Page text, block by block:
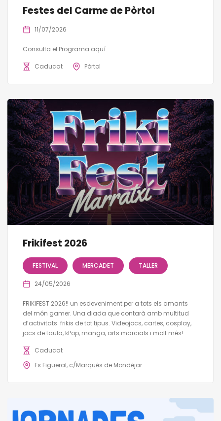
Festes del Carme de Pòrtol
11/07/2026
Consulta el Programa aquí.
Caducat Pòrtol
Frikifest 2026
FESTIVAL MERCADET TALLER
24/05/2026
FRIKIFEST 2026!! un esdeveniment per a tots els amants
del món gamer. Una diada que contarà amb multitud
d’activitats frikis de tot tipus. Videojocs, cartes, cosplay,
jocs de taula, kPop, manga, arts marcials i molt més!
Caducat
Es Figueral, c/Marqués de Mondéjar